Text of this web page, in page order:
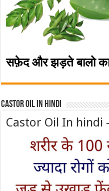
सफ़ेद और झड़ते बालो
Castor Oil In Hindi
Castor Oil In hindi